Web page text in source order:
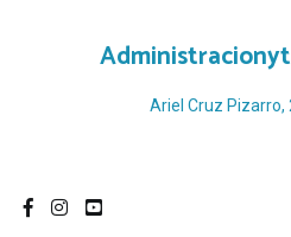
Ariel Cruz Pizarro,